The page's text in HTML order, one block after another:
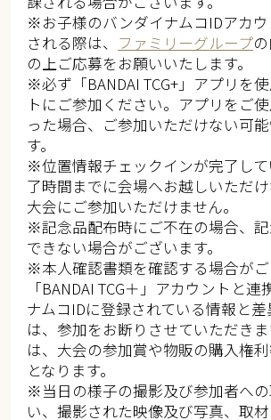
※お子様のバンダイナムコIDアカ
される際は、 ファミリーグループ
の上ご応募をお願いいたします。​​​​
※必ず「BANDAI TCG+」アプリを
トにご参加ください。アプリをご
った場合、ご参加いただけない可
す。​​
※位置情報チェックインが完了して
了時間までに会場へお越しいただけ
大会にご参加いただけません。​​
※記念品配布時にご不在の場合、
できない場合がございます。​​
※本人確認書類を確認する場合がご
「BANDAI TCG＋」アカウントと
ナムコIDに登録されている情報と
は、参加をお断りさせていただき
は、大会の参加賞や物販の購入権
となります。​​
※当日の様子の撮影及び参加者へ
い、撮影された映像及び写真、取